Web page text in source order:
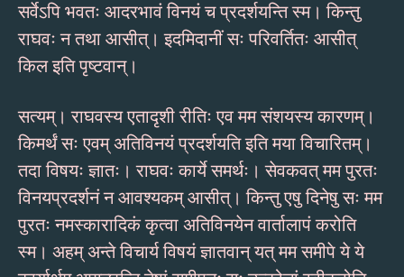
सर्वेऽपि भवतः आदरभावं विनयं च प्रदर्शयन्ति स्म। किन्तु
राघवः न तथा आसीत्। इदमिदानीं सः परिवर्तितः आसीत्
किल इति पृष्टवान्।
सत्यम्। राघवस्य एतादृशी रीतिः एव मम संशयस्य कारणम्।
किमर्थं सः एवम् अतिविनयं प्रदर्शयति इति मया विचारितम्।
तदा विषयः ज्ञातः। राघवः कार्ये समर्थः। सेवकवत् मम पुरतः
विनयप्रदर्शनं न आवश्यकम् आसीत्। किन्तु एषु दिनेषु सः मम
पुरतः नमस्कारादिकं कृत्वा अतिविनयेन वार्तालापं करोति
स्म। अहम् अन्ते विचार्य विषयं ज्ञातवान् यत् मम समीपे ये ये